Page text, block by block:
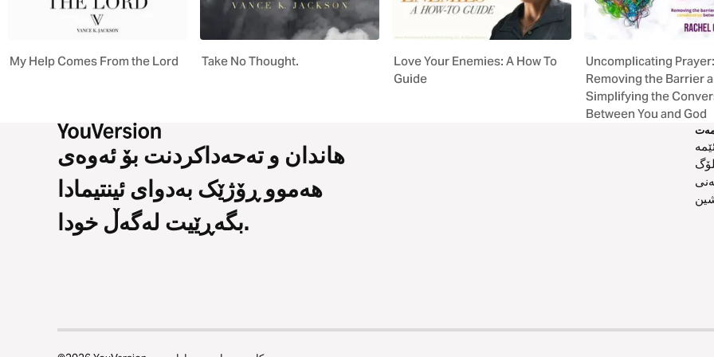
My Help Comes From the Lord Take No Thought.
Love Your Enemies: A How To
Guide
Uncomplicating Prayer:
Removing the Barrier
Simplifying the
Between You and God
هاندان و تەحەداکردنت بۆ ئەوەی
هەموو ڕۆژێک بەدوای ئینتیمادا
بگەڕێیت لەگەڵ خودا.